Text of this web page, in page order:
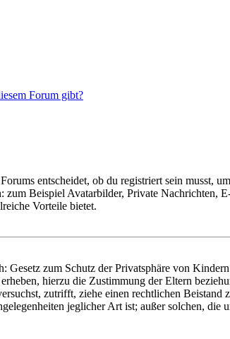
Forum gibt?
entscheidet, ob du registriert sein musst,
Beispiel Avatarbilder, Private Nachrichten,
Vorteile bietet.
zum Schutz der Privatsphäre von
hierzu die Zustimmung der Eltern
zutrifft, ziehe einen rechtlichen
jeglicher Art ist; außer solchen,